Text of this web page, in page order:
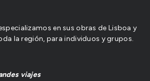
en sus obras de Lisboa y
la región, para individuos y grupos.
viajes